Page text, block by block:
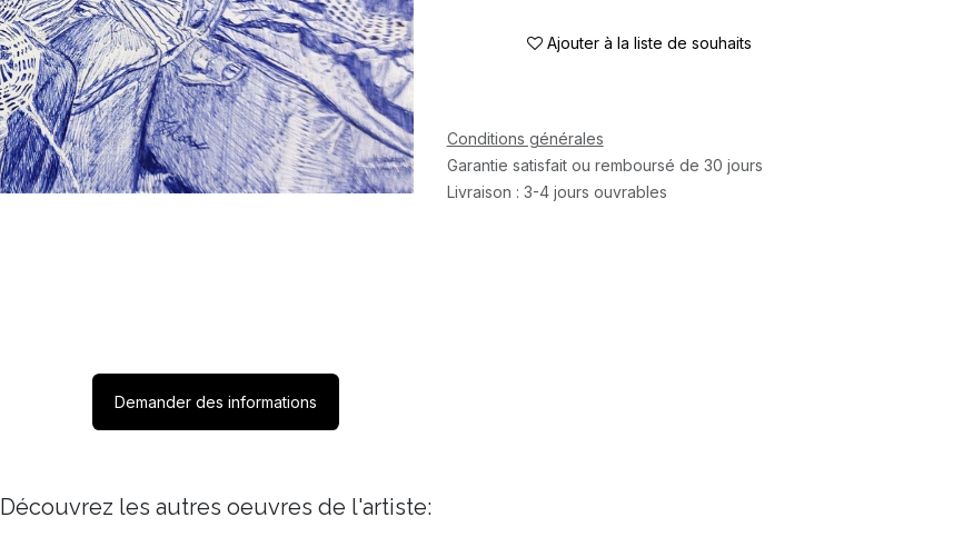
Ajouter à la liste de souhaits
Conditions générales
Garantie satisfait ou remboursé de 30 jours
Livraison : 3-4 jours ouvrables
Demander des informations
Découvrez les autres oeuvres de l'artiste: